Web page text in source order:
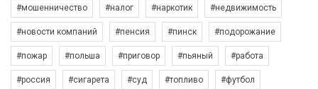
#мошенничество #налог #наркотик #недвижимость
#новости компаний #пенсия #пинск #подорожание
#пожар #польша #приговор #пьяный #работа
#россия #сигарета #суд #топливо #футбол